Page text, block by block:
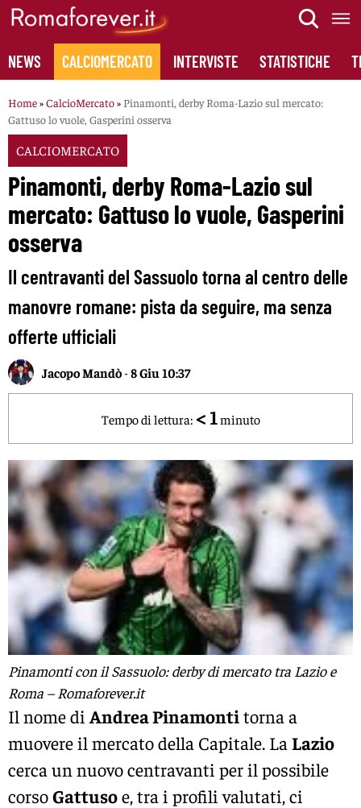
Skip
content
NEWS CALCIOMERCATO INTERVISTE STATISTICHE
Home»CalcioMercato» Pinamonti, derby Roma-Lazio sul mercato:
Gattuso lo vuole, Gasperini osserva
CALCIOMERCATO
Pinamonti, derby Roma-Lazio sul
mercato: Gattuso lo vuole, Gasperini
osserva
Il centravanti del Sassuolo torna al centro delle
manovre romane: pista da seguire, ma senza
offerte ufficiali
Jacopo Mandò-8 Giu 10:37
Tempo di lettura: < 1 minuto
Pinamonti con il Sassuolo: derby di mercato tra Lazio e
Roma – Romaforever.it
Il nome di Andrea Pinamontitorna a
muovere il mercato della Capitale. La Lazio
cerca un nuovo centravanti per il possibile
corsoGattusoe, tra i profili valutati, ci